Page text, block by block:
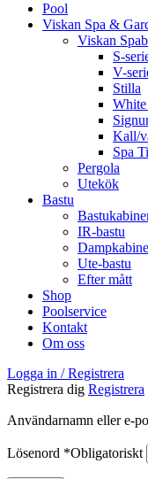
Pool
Viskan Spa &
Viskan
S-
V-
Stilla
Kall/
Spa
Pergola
Utekök
Bastu
IR-bastu
Ute-bastu
Efter mått
Shop
Poolservice
Kontakt
Om oss
Logga in / Registrera
Registrera dig Registrera
Användarnamn eller e-
Lösenord *Obligatoriskt